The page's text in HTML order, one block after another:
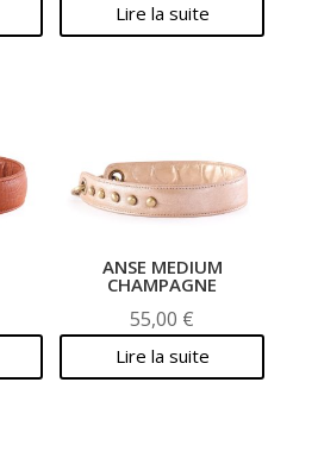
Lire la suite
ANSE MEDIUM
CHAMPAGNE
55,00 €
Lire la suite